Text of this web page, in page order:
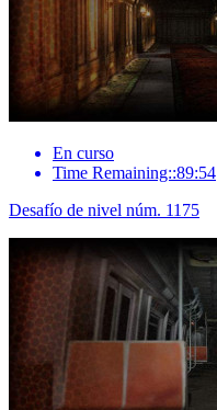
En curso
Time Remaining::89:54
Desafío de nivel núm. 1175